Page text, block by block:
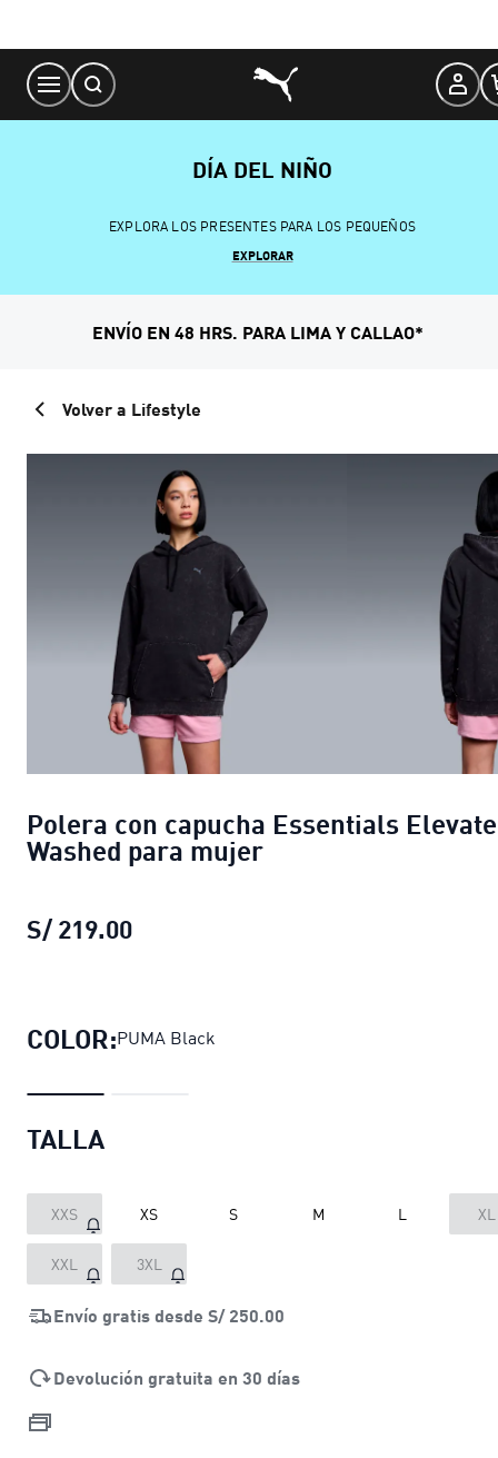
Content
DÍA DEL NIÑO
EXPLORA LOS PRESENTES PARA LOS PEQUEÑOS
EXPLORAR
ENVÍO EN 48 HRS. PARA LIMA Y CALLAO*
Volver a Lifestyle
Polera con capucha Essentials
Washed para mujer
S/ 219.00
COLOR:PUMA Black
TALLA
XXS XS S M L XL
XXL 3XL
Envío gratis desde S/ 250.00
Devolución gratuita en 30 días